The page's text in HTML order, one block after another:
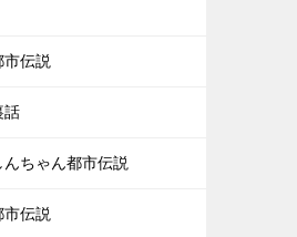
市伝説
話
んちゃん都市伝説
市伝説